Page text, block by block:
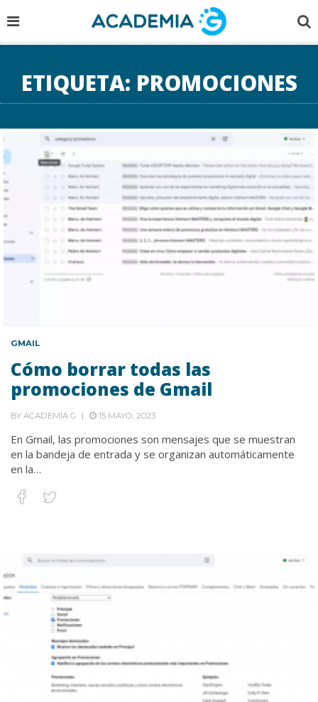
ETIQUETA: PROMOCIONES
GMAIL
Cómo borrar todas las
promociones de Gmail
BY ACADEMIA G 15 MAYO, 2023
En Gmail, las promociones son mensajes que se muestran
en la bandeja de entrada y se organizan automáticamente
en la…